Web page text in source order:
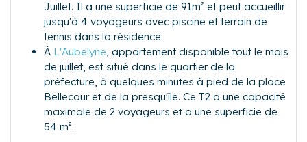
Juillet. Il a une superficie de 91m² et peut accueillir
jusqu'à 4 voyageurs avec piscine et terrain de
tennis dans la résidence.
À L'Aubelyne , appartement disponible tout le mois
de juillet, est situé dans le quartier de la
préfecture, à quelques minutes à pied de la place
Bellecour et de la presqu'île. Ce T2 a une capacité
maximale de 2 voyageurs et a une superficie de
54 m².